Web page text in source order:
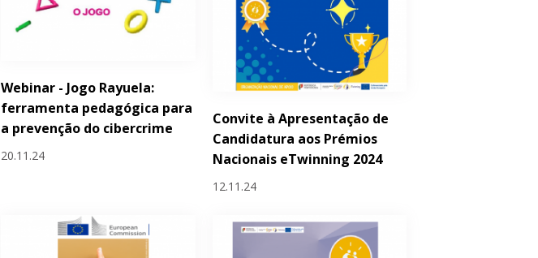
Webinar - Jogo Rayuela:
ferramenta pedagógica para
a prevenção do cibercrime
20.11.24
Convite à Apresentação de
Candidatura aos Prémios
Nacionais eTwinning 2024
12.11.24